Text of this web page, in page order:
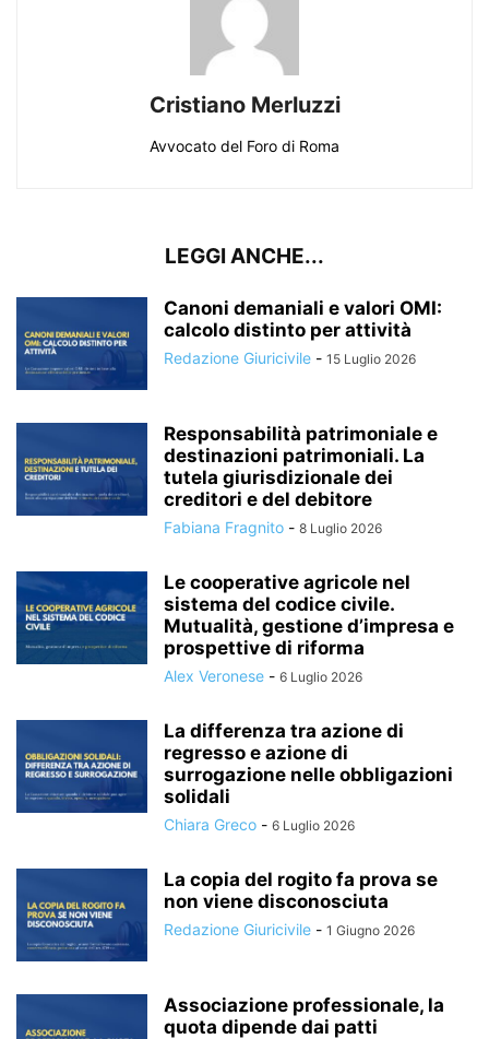
Cristiano Merluzzi
Avvocato del Foro di Roma
LEGGI ANCHE...
Canoni demaniali e valori OMI:
calcolo distinto per attività
Redazione Giuricivile - 15 Luglio 2026
Responsabilità patrimoniale e
destinazioni patrimoniali. La
tutela giurisdizionale dei
creditori e del debitore
Fabiana Fragnito - 8 Luglio 2026
Le cooperative agricole nel
sistema del codice civile.
Mutualità, gestione d’impresa e
prospettive di riforma
Alex Veronese - 6 Luglio 2026
La differenza tra azione di
regresso e azione di
surrogazione nelle obbligazioni
solidali
Chiara Greco - 6 Luglio 2026
La copia del rogito fa prova se
non viene disconosciuta
Redazione Giuricivile - 1 Giugno 2026
Associazione professionale, la
quota dipende dai patti